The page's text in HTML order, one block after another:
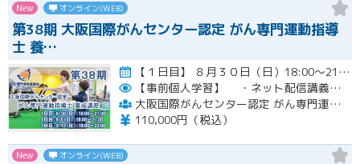
New オンライン(WEB)
第38期 大阪国際がんセンター認定 がん専門運動指導
士 養…
【１日目】 ８月３０日（日）18:00～21:30 ［ 集合学習の内容 ］ ① 開講式 ② カウンセリングの実…開催
【事前個人学習】
・ネット配信講義の動画ＵＲＬをお知らせします。
大阪国際がんセンター認定 がん専門運動指導士 事務局
110,000円（税込）
New オンライン(WEB)